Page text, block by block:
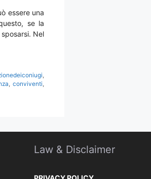
essere una
se la
Nel
,
, conviventi,
Law & Disclaimer